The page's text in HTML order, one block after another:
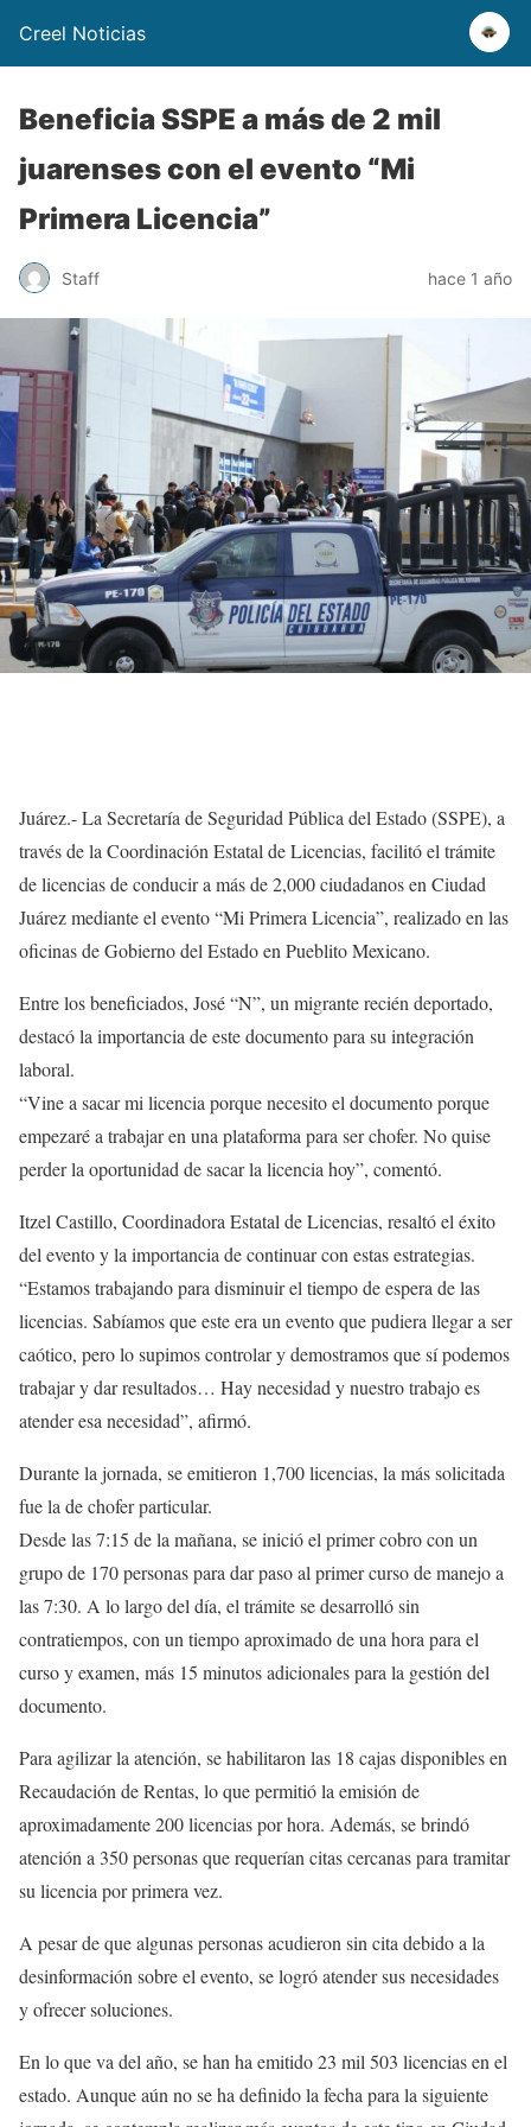
Creel Noticias
Beneficia SSPE a más de 2 mil
juarenses con el evento “Mi
Primera Licencia”
Staff hace 1 año
Juárez.- La Secretaría de Seguridad Pública del Estado (SSPE), a
través de la Coordinación Estatal de Licencias, facilitó el trámite
de licencias de conducir a más de 2,000 ciudadanos en Ciudad
Juárez mediante el evento “Mi Primera Licencia”, realizado en las
oficinas de Gobierno del Estado en Pueblito Mexicano.
Entre los beneficiados, José “N”, un migrante recién deportado,
destacó la importancia de este documento para su integración
laboral.
“Vine a sacar mi licencia porque necesito el documento porque
empezaré a trabajar en una plataforma para ser chofer. No quise
perder la oportunidad de sacar la licencia hoy”, comentó.
Itzel Castillo, Coordinadora Estatal de Licencias, resaltó el éxito
del evento y la importancia de continuar con estas estrategias.
“Estamos trabajando para disminuir el tiempo de espera de las
licencias. Sabíamos que este era un evento que pudiera llegar a ser
caótico, pero lo supimos controlar y demostramos que sí podemos
trabajar y dar resultados… Hay necesidad y nuestro trabajo es
atender esa necesidad”, afirmó.
Durante la jornada, se emitieron 1,700 licencias, la más solicitada
fue la de chofer particular.
Desde las 7:15 de la mañana, se inició el primer cobro con un
grupo de 170 personas para dar paso al primer curso de manejo a
las 7:30. A lo largo del día, el trámite se desarrolló sin
contratiempos, con un tiempo aproximado de una hora para el
curso y examen, más 15 minutos adicionales para la gestión del
documento.
Para agilizar la atención, se habilitaron las 18 cajas disponibles en
Recaudación de Rentas, lo que permitió la emisión de
aproximadamente 200 licencias por hora. Además, se brindó
atención a 350 personas que requerían citas cercanas para tramitar
su licencia por primera vez.
A pesar de que algunas personas acudieron sin cita debido a la
desinformación sobre el evento, se logró atender sus necesidades
y ofrecer soluciones.
En lo que va del año, se han ha emitido 23 mil 503 licencias en el
estado. Aunque aún no se ha definido la fecha para la siguiente